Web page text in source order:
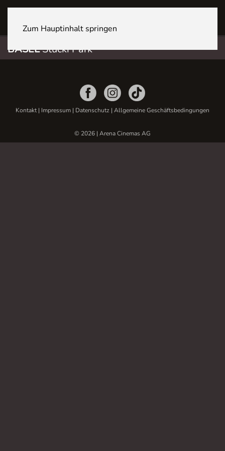
Zum Hauptinhalt springen
BASELStücki Park
Kontakt| Impressum | Datenschutz | Allgemeine Geschäftsbedingungen
© 2026 | Arena Cinemas AG